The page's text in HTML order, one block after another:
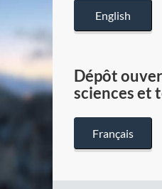
English
Dépôt
sciences et
Français